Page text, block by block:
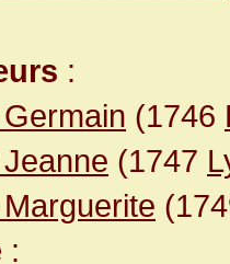
:
(1746
(1747
: